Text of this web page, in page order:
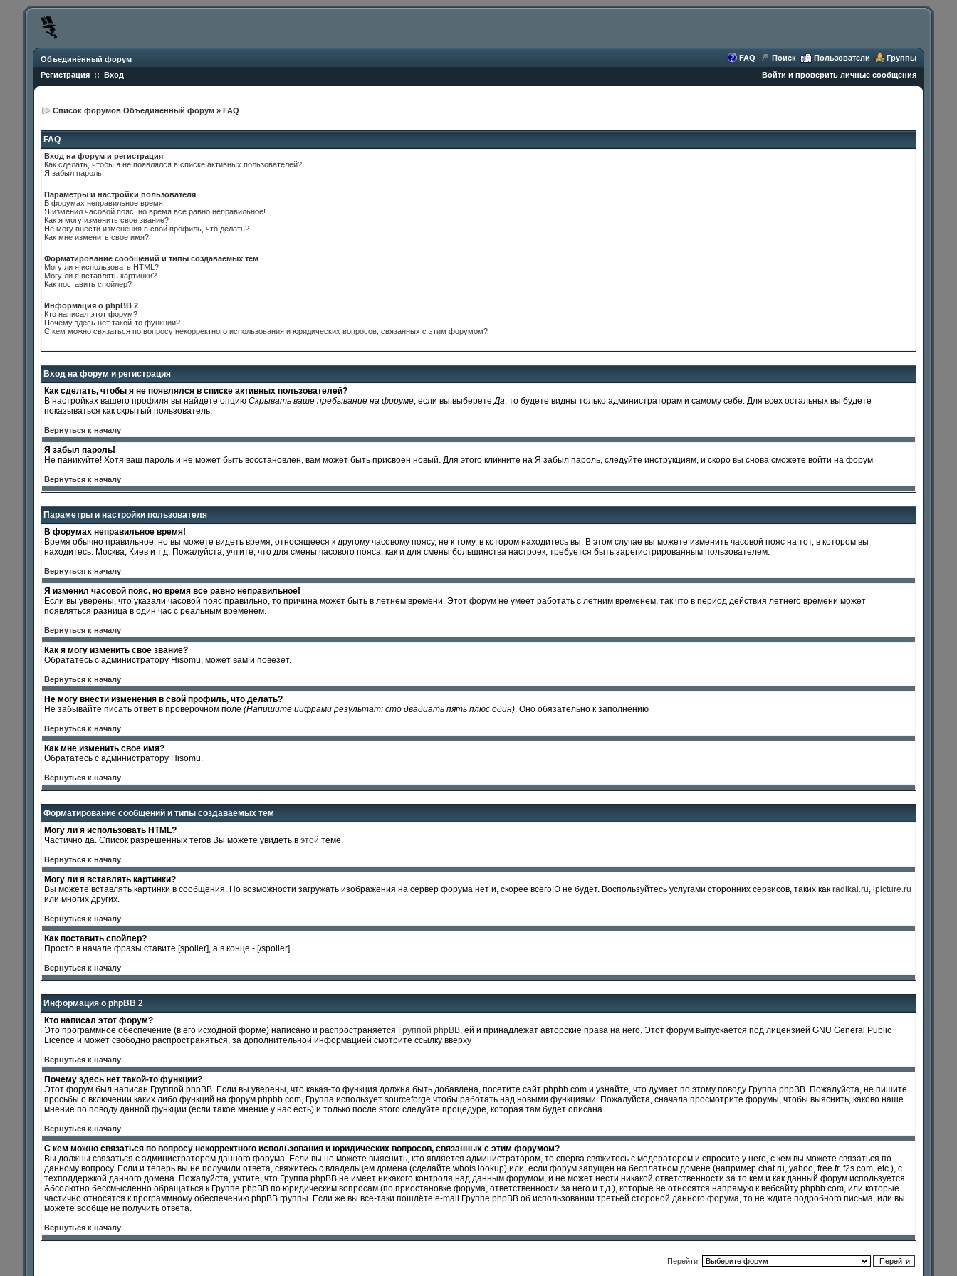
Объединённый форум FAQ Поиск Пользователи
Группы
Регистрация :: Вход Войти и проверить личные сообщения
Список форумов Объединённый форум » FAQ
FAQ
Вход на форум и регистрация
Как сделать, чтобы я не появлялся в списке активных пользователей?
Я забыл пароль!
Параметры и настройки пользователя
В форумах неправильное время!
Я изменил часовой пояс, но время все равно неправильное!
Как я могу изменить свое звание?
Не могу внести изменения в свой профиль, что делать?
Как мне изменить свое имя?
Форматирование сообщений и типы создаваемых тем
Могу ли я использовать HTML?
Могу ли я вставлять картинки?
Как поставить спойлер?
Информация о phpBB 2
Кто написал этот форум?
Почему здесь нет такой-то функции?
С кем можно связаться по вопросу некорректного использования и юридических вопросов, связанных с этим форумом?
Вход на форум и регистрация
Как сделать, чтобы я не появлялся в списке активных пользователей?
В настройках вашего профиля вы найдете опцию Скрывать ваше пребывание на форуме, если вы выберетеДа, то будете видны только администраторам и самому себе. Для всех остальных вы будете
показываться как скрытый пользователь.
Вернуться к началу
Я забыл пароль!
Не паникуйте! Хотя ваш пароль и не может быть восстановлен, вам может быть присвоен новый. Для этого кликните на Я забыл пароль, следуйте инструкциям, и скоро вы снова сможете войти на форум
Вернуться к началу
Параметры и настройки пользователя
В форумах неправильное время!
Время обычно правильное, но вы можете видеть время, относящееся к другому часовому поясу, не к тому, в котором находитесь вы. В этом случае вы можете изменить часовой пояс на тот, в котором вы
находитесь: Москва, Киев и т.д. Пожалуйста, учтите, что для смены часового пояса, как и для смены большинства настроек, требуется быть зарегистрированным пользователем.
Вернуться к началу
Я изменил часовой пояс, но время все равно неправильное!
Если вы уверены, что указали часовой пояс правильно, то причина может быть в летнем времени. Этот форум не умеет работать с летним временем, так что в период действия летнего времени может
появляться разница в один час с реальным временем.
Вернуться к началу
Как я могу изменить свое звание?
Обрататесь с администратору Hisomu, может вам и повезет.
Вернуться к началу
Не могу внести изменения в свой профиль, что делать?
Не забывайте писать ответ в проверочном поле (Напишите цифрами результат: сто двадцать пять плюс один). Оно обязательно к заполнению
Вернуться к началу
Как мне изменить свое имя?
Обрататесь с администратору Hisomu.
Вернуться к началу
Форматирование сообщений и типы создаваемых тем
Могу ли я использовать HTML?
Частично да. Список разрешенных тегов Вы можете увидеть в этой теме.
Вернуться к началу
Могу ли я вставлять картинки?
Вы можете вставлять картинки в сообщения. Но возможности загружать изображения на сервер форума нет и, скорее всегоЮ не будет. Воспользуйтесь услугами сторонних сервисов, таких как radikal.ru, ipicture.ru
или многих других.
Вернуться к началу
Как поставить спойлер?
Просто в начале фразы ставите [spoiler], а в конце - [/spoiler]
Вернуться к началу
Информация о phpBB 2
Кто написал этот форум?
Это программное обеспечение (в его исходной форме) написано и распространяется Группой phpBB, ей и принадлежат авторские права на него. Этот форум выпускается под лицензией GNU General Public
Licence и может свободно распространяться, за дополнительной информацией смотрите ссылку вверху
Вернуться к началу
Почему здесь нет такой-то функции?
Этот форум был написан Группой phpBB. Если вы уверены, что какая-то функция должна быть добавлена, посетите сайт phpbb.com и узнайте, что думает по этому поводу Группа phpBB. Пожалуйста, не пишите
просьбы о включении каких либо функций на форум phpbb.com, Группа использует sourceforge чтобы работать над новыми функциями. Пожалуйста, сначала просмотрите форумы, чтобы выяснить, каково наше
мнение по поводу данной функции (если такое мнение у нас есть) и только после этого следуйте процедуре, которая там будет описана.
Вернуться к началу
С кем можно связаться по вопросу некорректного использования и юридических вопросов, связанных с этим форумом?
Вы должны связаться с администратором данного форума. Если вы не можете выяснить, кто является администратором, то сперва свяжитесь с модератором и спросите у него, с кем вы можете связаться по
данному вопросу. Если и теперь вы не получили ответа, свяжитесь с владельцем домена (сделайте whois lookup) или, если форум запущен на бесплатном домене (например chat.ru, yahoo, free.fr, f2s.com, etc.), с
техподдержкой данного домена. Пожалуйста, учтите, что Группа phpBB не имеет никакого контроля над данным форумом, и не может нести никакой ответственности за то кем и как данный форум используется.
Абсолютно бессмысленно обращаться к Группе phpBB по юридическим вопросам (по приостановке форума, ответственности за него и т.д.), которые не относятся напрямую к вебсайту phpbb.com, или которые
частично относятся к программному обеспечению phpBB группы. Если же вы все-таки пошлёте e-mail Группе phpBB об использовании третьей стороной данного форума, то не ждите подробного письма, или вы
можете вообще не получить ответа.
Вернуться к началу
Перейти: